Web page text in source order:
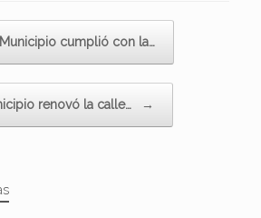
cumplió con la…
renovó la calle… →